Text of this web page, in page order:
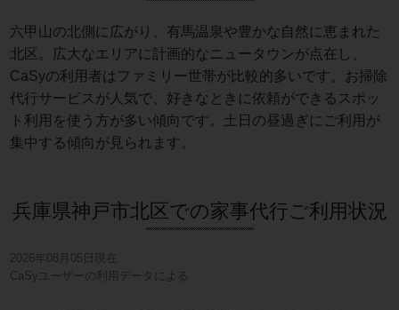
六甲山の北側に広がり、有馬温泉や豊かな自然に恵まれた
北区。広大なエリアに計画的なニュータウンが点在し、
CaSyの利用者はファミリー世帯が比較的多いです。お掃除
代行サービスが人気で、好きなときに依頼ができるスポッ
ト利用を使う方が多い傾向です。土日の昼過ぎにご利用が
集中する傾向が見られます。
兵庫県神戸市北区での家事代行ご利用状況
2026年08月05日現在
CaSyユーザーの利用データによる